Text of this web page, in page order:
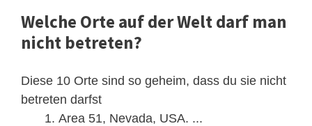
Welche Orte auf der Welt darf man
nicht betreten?
Diese 10 Orte sind so geheim, dass du sie nicht
betreten darfst
Area 51, Nevada, USA. ...